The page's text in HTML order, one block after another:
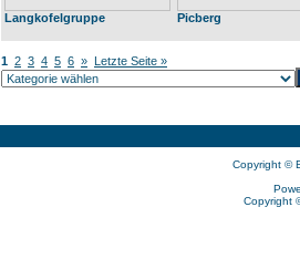
Langkofelgruppe Picberg
1 2 3 4 5 6 » Letzte Seite »
Copyright ©
Copyright